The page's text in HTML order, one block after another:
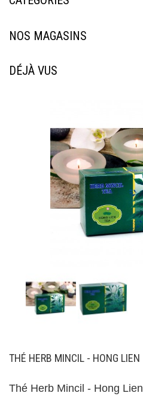
NOS MAGASINS
DÉJÀ VUS
THÉ HERB MINCIL - HONG LIEN
Thé Herb Mincil - Hong Lien